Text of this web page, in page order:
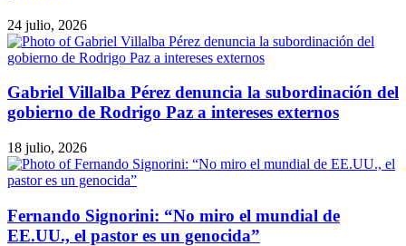
24 julio, 2026
Gabriel Villalba Pérez denuncia la subordinación del
gobierno de Rodrigo Paz a intereses externos
18 julio, 2026
Fernando Signorini: “No miro el mundial de
EE.UU., el pastor es un genocida”